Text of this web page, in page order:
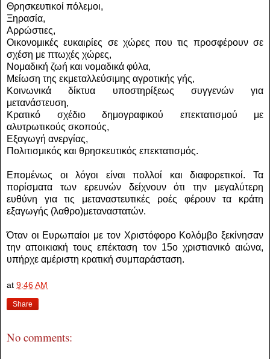
Θρησκευτικοί πόλεμοι,
Ξηρασία,
Αρρώστιες,
Οικονομικές ευκαιρίες σε χώρες που τις προσφέρουν σε
σχέση με πτωχές χώρες,
Νομαδική ζωή και νομαδικά φύλα,
Μείωση της εκμεταλλεύσιμης αγροτικής γής,
Κοινωνικά δίκτυα υποστηρίξεως συγγενών για
μετανάστευση,
Κρατικό σχέδιο δημογραφικού επεκτατισμού με
αλυτρωτικούς σκοπούς,
Εξαγωγή ανεργίας,
Πολιτισμικός και θρησκευτικός επεκτατισμός.
Επομένως οι λόγοι είναι πολλοί και διαφορετικοί. Τα
πορίσματα των ερευνών δείχνουν ότι την μεγαλύτερη
ευθύνη για τις μεταναστευτικές ροές φέρουν τα κράτη
εξαγωγής (λαθρο)μεταναστατών.
Όταν οι Ευρωπαίοι με τον Χριστόφορο Κολόμβο ξεκίνησαν
την αποικιακή τους επέκταση τον 15ο χριστιανικό αιώνα,
υπήρχε αμέριστη κρατική συμπαράσταση.
at 9:46 AM
Share
No comments: